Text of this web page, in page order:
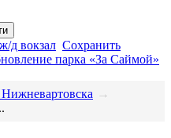
д вокзал Сохранить
парка «За Саймой»
→